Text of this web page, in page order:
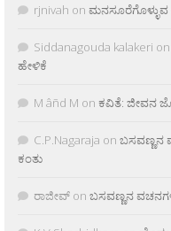
rjnivah on
Siddanagouda kalakeri on
ಹೇಳಿಕೆ
M âñd M on ಕವಿತೆ: ಜೀವನ
C.P.Nagaraja on ಬಸವಣ್ಣನ
ಕಂತು
ರಾಜೀವ್ on ಬಸವಣ್ಣನ